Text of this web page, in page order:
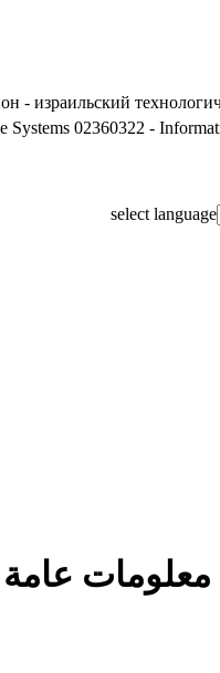
- израильский
Systems 02360322 -
select language
معلومات عامة